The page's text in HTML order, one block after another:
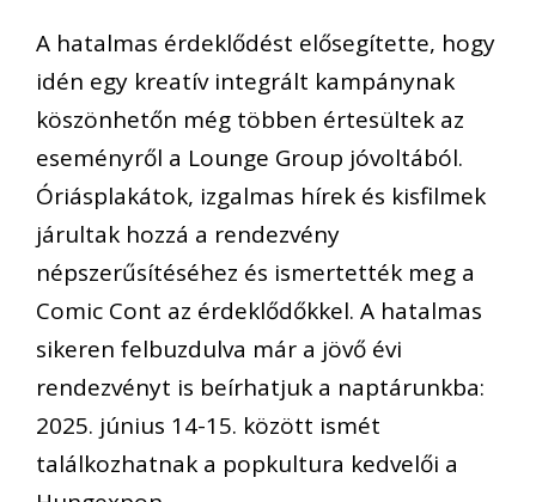
A hatalmas érdeklődést elősegítette, hogy
idén egy kreatív integrált kampánynak
köszönhetőn még többen értesültek az
eseményről a Lounge Group jóvoltából.
Óriásplakátok, izgalmas hírek és kisfilmek
járultak hozzá a rendezvény
népszerűsítéséhez és ismertették meg a
Comic Cont az érdeklődőkkel. A hatalmas
sikeren felbuzdulva már a jövő évi
rendezvényt is beírhatjuk a naptárunkba:
2025. június 14-15. között ismét
találkozhatnak a popkultura kedvelői a